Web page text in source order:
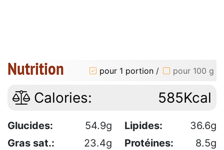
Nutrition pour 1 portion / pour 100 g
Calories: 585Kcal
Glucides: 54.9g Lipides:
36.6g
Gras sat.:
23.4g Protéines:
8.5g